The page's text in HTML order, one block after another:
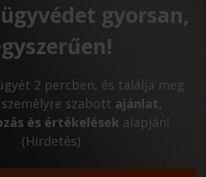
gyorsan,
2 percben, és találja meg
szabott ajánlat,
és értékelések alapján!
(Hirdetés)